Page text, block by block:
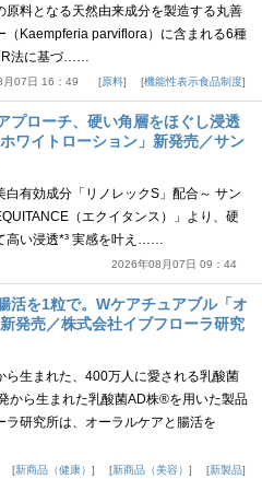
原料となる天然由来成分を製造する丸善
（Kaempferia parviflora）に含まれる6種
法に基づ……
07日 16：49 原料 機能性表示食品制度
プローチ、硬い角層をほぐし浸透
ホワイトローション」新発売／サン
白有効成分「リノレックS」配合～ サン
（エクイタンス）」より、硬
高い浸透*³ 実感を叶え……
2026年08月07日 09：44
活を1粒で。Wケアチュアブル「オ
発売／株式会社イブフローラ研究
ら生まれた、400万人に愛される乳酸菌
から生まれた乳酸菌AD株®を用いた製品
研究所は、オーラルケアと腸活を
新商品（健康） 新商品（美容） 新製品